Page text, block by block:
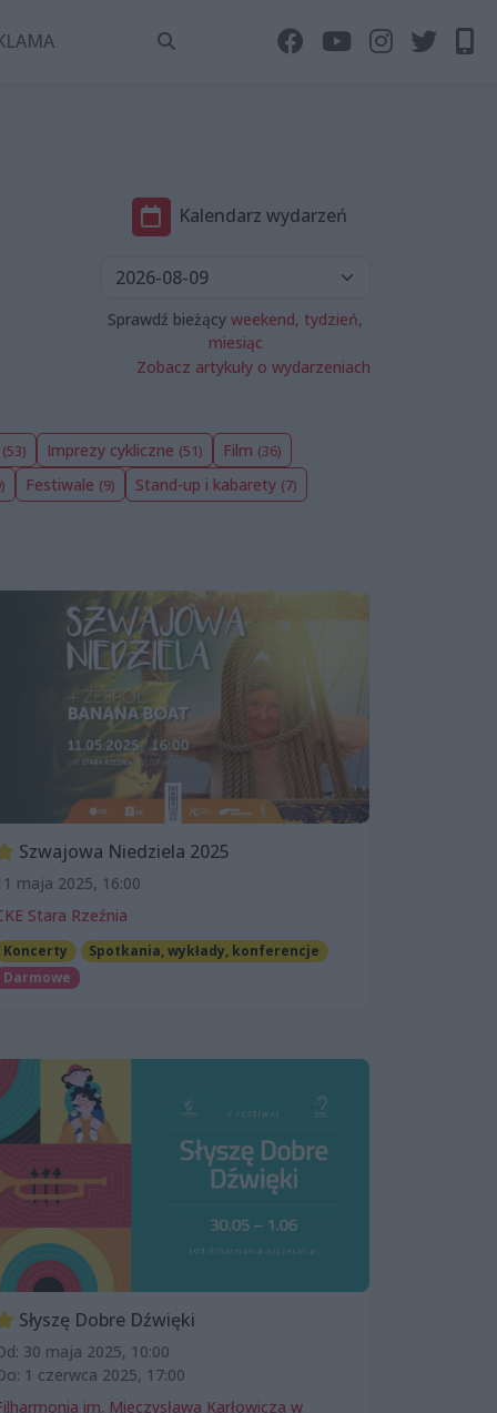
Kalendarz wydarzeń
Sprawdź bieżącyweekend, tydzień,
miesiąc
Zobacz artykuły o wydarzeniach
(53) Imprezy cykliczne (51) Film (36)
Festiwale (9) Stand-up i kabarety (7)
Szwajowa Niedziela 2025
maja 2025, 16:00
Stara Rzeźnia
Koncerty
Spotkania, wykłady, konferencje
Darmowe
Słyszę Dobre Dźwięki
30 maja 2025, 10:00
1 czerwca 2025, 17:00
im. Mieczysława Karłowicza w